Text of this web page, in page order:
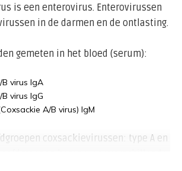
is een enterovirus. Enterovirussen
in de darmen en de ontlasting.
gemeten in het bloed (serum):
virus IgA
virus IgG
A/B virus) IgM
coxsackievirussen: type A en